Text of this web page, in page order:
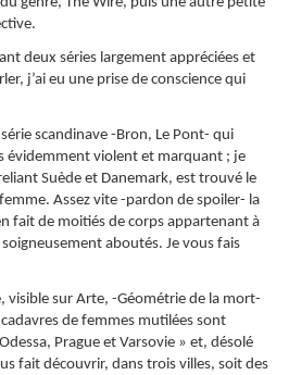
deux séries largement appréciées et
j’ai eu une prise de conscience qui
série scandinave -Bron, Le Pont- qui
évidemment violent et marquant ; je
Suède et Danemark, est trouvé le
Assez vite -pardon de spoiler- la
fait de moitiés de corps appartenant à
aboutés. Je vous fais
visible sur Arte, -Géométrie de la mort-
de femmes mutilées sont
Prague et Varsovie » et, désolé
fait découvrir, dans trois villes, soit des